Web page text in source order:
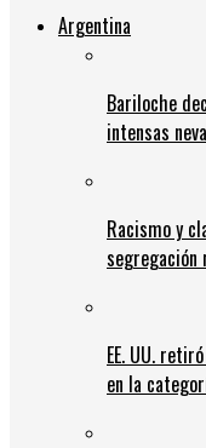
Argentina
Bariloche
intensas
Racismo y
segregación
EE. UU.
en la